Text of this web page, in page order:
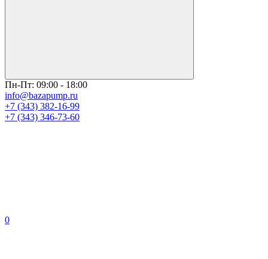
Пн-Пт: 09:00 - 18:00
info@bazapump.ru
+7 (343) 382-16-99
+7 (343) 346-73-‬60
0